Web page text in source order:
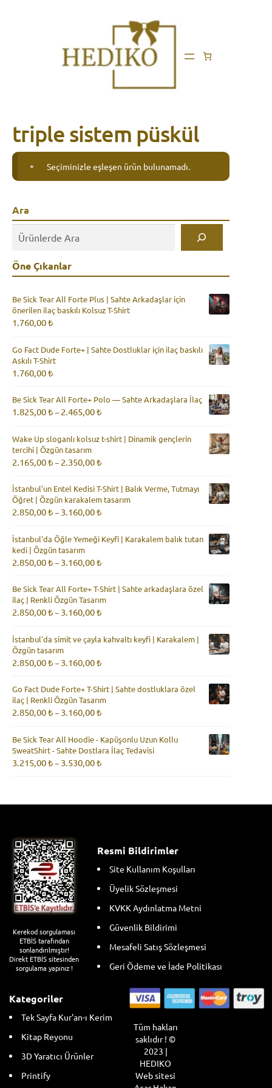
triple sistem püskül
Seçiminizle eşleşen ürün bulunamadı.
Ara
Öne Çıkanlar
Be Sick Tear All Forte Plus | Sahte Arkadaşlar için
önerilen ilaç baskılı Kolsuz T-Shirt
1.760,00₺
Go Fact Dude Forte+ | Sahte Dostluklar için ilaç baskılı
Askılı T-Shirt
1.760,00₺
Be Sick Tear All Forte+ Polo — Sahte Arkadaşlara İlaç
1.825,00₺ – 2.465,00₺
-
Wake Up sloganlı kolsuz t-shirt | Dinamik gençlerin
tercihi | Özgün tasarım
2.165,00₺ – 2.350,00₺
-
2.350,00 ₺
İstanbul'un Entel Kedisi T-Shirt | Balık Verme, Tutmayı
Öğret | Özgün karakalem tasarım
2.850,00₺ – 3.160,00₺
-
İstanbul'da Öğle Yemeği Keyfi | Karakalem balık tutan
kedi | Özgün tasarım
2.850,00₺ – 3.160,00₺
-
3.160,00 ₺
Be Sick Tear All Forte+ T-Shirt | Sahte arkadaşlara özel
ilaç | Renkli Özgün Tasarım
2.850,00₺ – 3.160,00₺
İstanbul'da simit ve çayla kahvaltı keyfi | Karakalem |
Özgün tasarım
2.850,00₺ – 3.160,00₺
-
3.160,00 ₺
Go Fact Dude Forte+ T-Shirt | Sahte dostluklara özel
ilaç | Renkli Özgün Tasarım
2.850,00₺ – 3.160,00₺
-
3.160,00 ₺
Be Sick Tear All Hoodie - Kapüşonlu Uzun Kollu
SweatShirt - Sahte Dostlara İlaç Tedavisi
3.215,00₺ – 3.530,00₺
Kerekod sorgulaması
ETBİS tarafından
sonlandırılmıştır!
Direkt ETBİS sitesinden
sorgulama yapınız !
Resmi Bildirimler
Site Kullanım Koşulları
Üyelik Sözleşmesi
KVKK Aydınlatma Metni
Güvenlik Bildirimi
Mesafeli Satış Sözleşmesi
Geri Ödeme ve İade Politikası
Kategoriler
Tek Sayfa Kur'an-ı Kerim
Kitap Reyonu
3D Yaratıcı Ürünler
Printify
Tüm hakları
saklıdır ! ©
2023 |
HEDIKO
Web sitesi